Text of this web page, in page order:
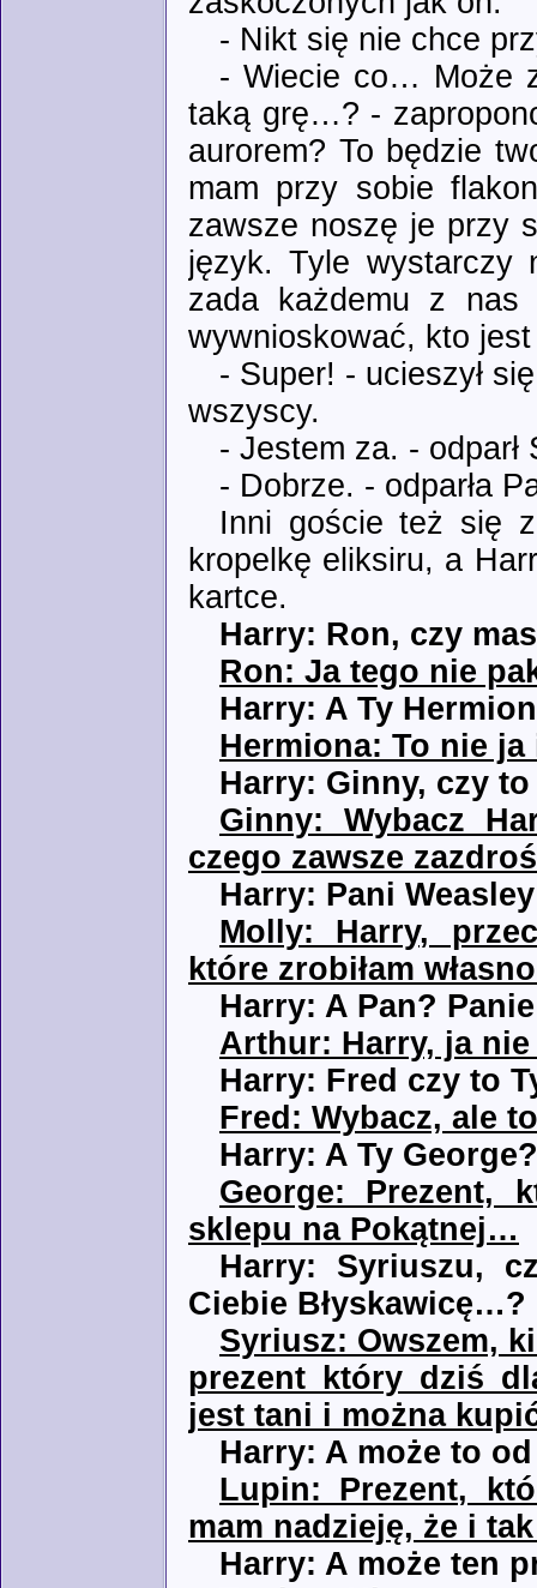
- Nikt się nie chce
- Wiecie co… Może
taką grę…? -
aurorem? To będzie
mam przy sobie
zawsze noszę je przy
język. Tyle wystarczy
zada każdemu z nas
wywnioskować, kto
- Super! - ucieszył
wszyscy.
- Jestem za. -
- Dobrze. - odparła
Inni goście też się
kropelkę eliksiru, a
kartce.
Harry: Ron, czy
Ron: Ja tego nie
Harry: A Ty
Hermiona: To nie
Harry: Ginny, czy
Ginny: Wybacz
czego zawsze
Harry: Pani
Molly: Harry,
które zrobiłam
Harry: A Pan?
Arthur: Harry, ja
Harry: Fred czy to
Fred: Wybacz, ale
Harry: A Ty
George: Prezent,
sklepu na Pokątnej…
Harry: Syriuszu,
Ciebie Błyskawicę…?
Syriusz: Owszem,
prezent który dziś
jest tani i można
Harry: A może to
Lupin: Prezent,
mam nadzieję, że i
Harry: A może ten